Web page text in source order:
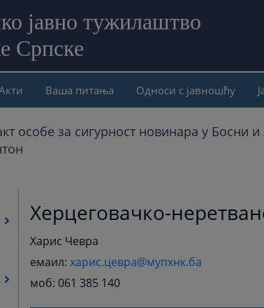
јавно тужилаштво
Српске
садржај
Ваша питања Односи с јавношћу
особе за сигурност новинара у Босни
Херцеговачко-
Харис Чевра
емаил: харис.цевра@мупхнк.ба
моб: 061 385 140